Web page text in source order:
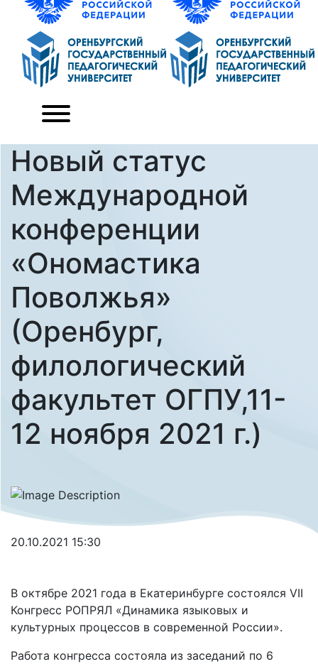
Новый статус
Международной
конференции
«Ономастика
Поволжья»
(Оренбург,
филологический
факультет ОГПУ,11-
12 ноября 2021 г.)
20.10.2021 15:30
В октябре 2021 года в Екатеринбурге состоялся VII
Конгресс РОПРЯЛ «Динамика языковых и
культурных процессов в современной России».
Работа конгресса состояла из заседаний по 6